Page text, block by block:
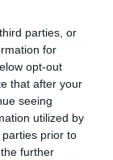
parties, or
for
opt-out
that after your
seeing
utilized by
prior to
further
– Κοιτάσματα 1
ο λόφος